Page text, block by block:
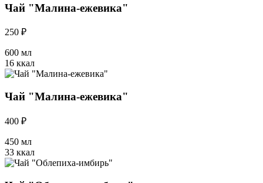
Чай "Малина-ежевика"
250 ₽
600 мл
16 ккал
Чай "Малина-ежевика"
400 ₽
450 мл
33 ккал